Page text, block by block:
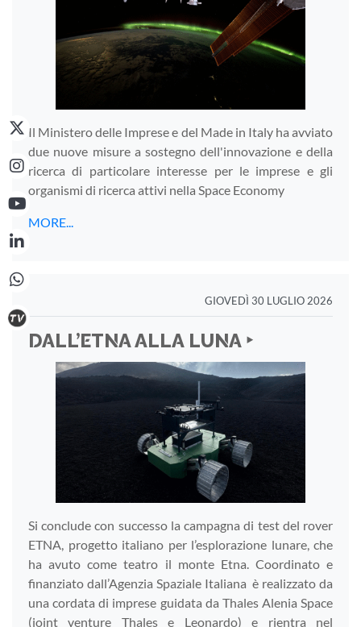
Il Ministero delle Imprese e del Made in Italy ha avviato
due nuove misure a sostegno dell'innovazione e della
ricerca di particolare interesse per le imprese e gli
organismi di ricerca attivi nella Space Economy
MORE...
GIOVEDÌ 30 LUGLIO 2026
DALL’ETNA ALLA LUNA ‣
Si conclude con successo la campagna di test del rover
ETNA, progetto italiano per l’esplorazione lunare, che
ha avuto come teatro il monte Etna. Coordinato e
finanziato dall’Agenzia Spaziale Italiana è realizzato da
una cordata di imprese guidata da Thales Alenia Space
(joint venture Thales e Leonardo) e rientra nel